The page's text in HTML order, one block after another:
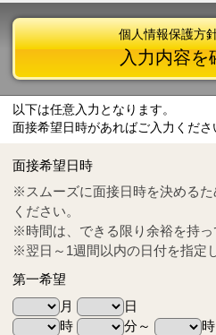
個人情報保護方針
Tel
0570-55-0314
個人情報保護方
入力内容を
以下は任意入力となります。
面接希望日時があればご入力くださ
面接希望日時
※スムーズに面接日時を決める
ください。
※時間は、できる限り余裕を持っ
※翌日～1週間以内の日付を指定
第一希望
月
日
時
分～ 時